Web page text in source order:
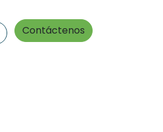
Contáctenos